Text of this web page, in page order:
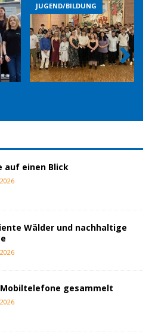
JUGEND/BILDUNG
Nex
t
auf einen Blick
Wälder und nachhaltige
gesammelt